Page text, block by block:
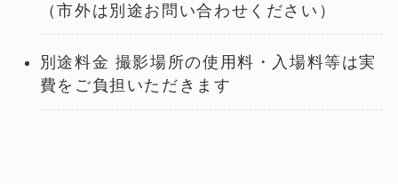
（市外は別途お問い合わせください）
別途料⾦ 撮影場所の使⽤料・⼊場料等は実
費をご負担いただきます